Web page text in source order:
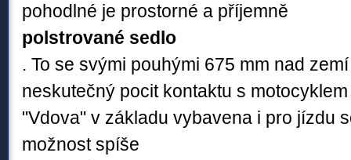
pohodlné je prostorné a příjemně
polstrované sedlo
. To se svými pouhými 675 mm nad
neskutečný pocit kontaktu s
"Vdova" v základu vybavena i pro jízdu
možnost spíše